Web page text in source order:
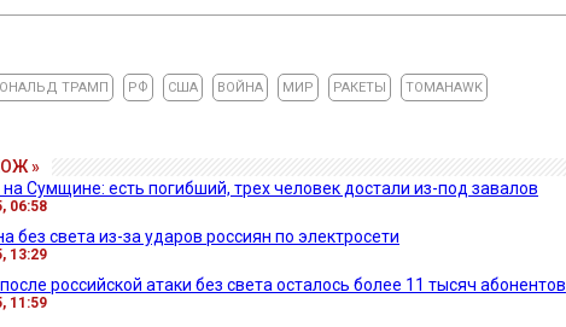
ТРАМП РФ США ВОЙНА МИР РАКЕТЫ TOMAHAWK
»
Сумщине: есть погибший, трех человек достали из-под завалов
06:58
без света из-за ударов россиян по электросети
13:29
российской атаки без света осталось более 11 тысяч абонентов
11:59